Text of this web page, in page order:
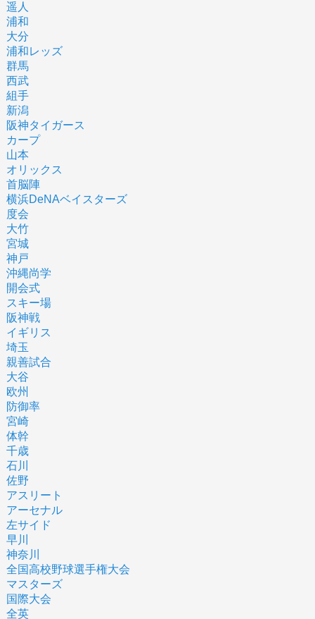
遥人
浦和
大分
浦和レッズ
群馬
西武
組手
新潟
阪神タイガース
カープ
山本
オリックス
首脳陣
横浜DeNAベイスターズ
度会
大竹
宮城
神戸
沖縄尚学
開会式
スキー場
阪神戦
イギリス
埼玉
親善試合
大谷
欧州
防御率
宮崎
体幹
千歳
石川
佐野
アスリート
アーセナル
左サイド
早川
神奈川
全国高校野球選手権大会
マスターズ
国際大会
全英